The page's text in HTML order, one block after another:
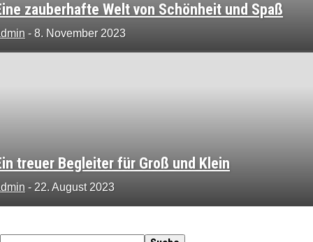
zauberhafte Welt von Schönheit und Spaß
- 8. November 2023
treuer Begleiter für Groß und Klein
- 22. August 2023